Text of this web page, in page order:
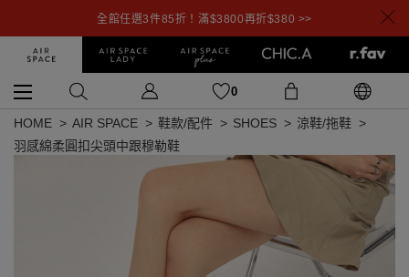
全館任選3件85折！滿$3800再折$380 >>
0
HOME AIR SPACE 鞋款/配件 SHOES
涼鞋/拖鞋
羽感綿柔圓扣尖頭中跟穆勒鞋